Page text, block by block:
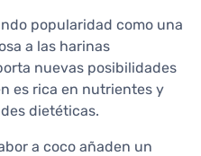
popularidad como una
a las harinas
nuevas posibilidades
es rica en nutrientes y
dietéticas.
a coco añaden un